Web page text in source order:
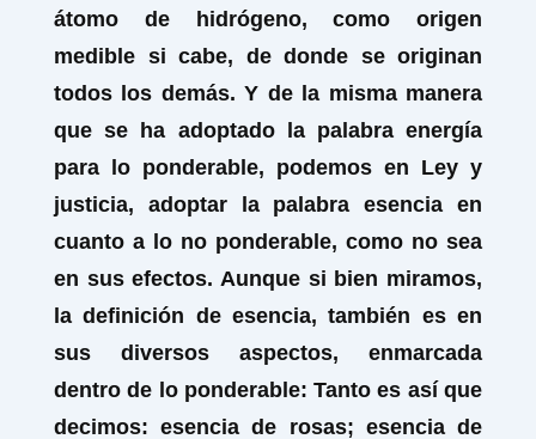
átomo de hidrógeno, como origen
medible si cabe, de donde se originan
todos los demás. Y de la misma manera
que se ha adoptado la palabra energía
para lo ponderable, podemos en Ley y
justicia, adoptar la palabra esencia en
cuanto a lo no ponderable, como no sea
en sus efectos. Aunque si bien miramos,
la definición de esencia, también es en
sus diversos aspectos, enmarcada
dentro de lo ponderable: Tanto es así que
decimos: esencia de rosas; esencia de